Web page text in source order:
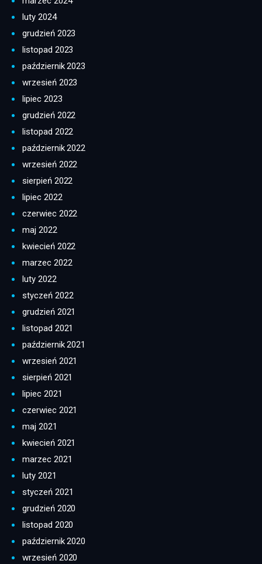
luty 2024
grudzień 2023
listopad 2023
październik 2023
wrzesień 2023
lipiec 2023
grudzień 2022
listopad 2022
październik 2022
wrzesień 2022
sierpień 2022
lipiec 2022
czerwiec 2022
maj 2022
kwiecień 2022
marzec 2022
luty 2022
styczeń 2022
grudzień 2021
listopad 2021
październik 2021
wrzesień 2021
sierpień 2021
lipiec 2021
czerwiec 2021
maj 2021
kwiecień 2021
marzec 2021
luty 2021
styczeń 2021
grudzień 2020
listopad 2020
październik 2020
wrzesień 2020